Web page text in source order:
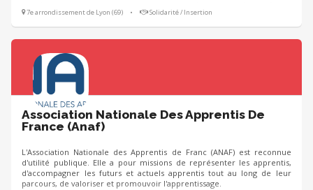
apprentis.
7e arrondissement de Lyon (69) • Solidarité / Insertion
Association Nationale Des Apprentis De
France (Anaf)
L'Association Nationale des Apprentis de Franc (ANAF) est reconnue
d'utilité publique. Elle a pour missions de représenter les apprentis,
d'accompagner les futurs et actuels apprentis tout au long de leur
parcours, de valoriser et promouvoir l'apprentissage.